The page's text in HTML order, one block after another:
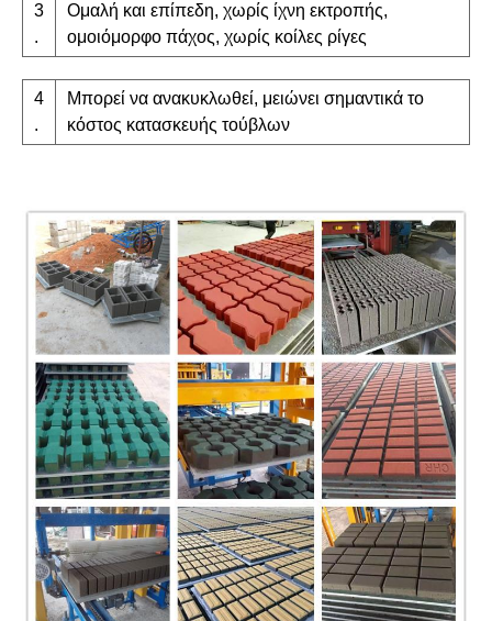
3
.
Ομαλή και επίπεδη, χωρίς ίχνη εκτροπής,
ομοιόμορφο πάχος, χωρίς κοίλες ρίγες
4
.
Μπορεί να ανακυκλωθεί, μειώνει σημαντικά το
κόστος κατασκευής τούβλων